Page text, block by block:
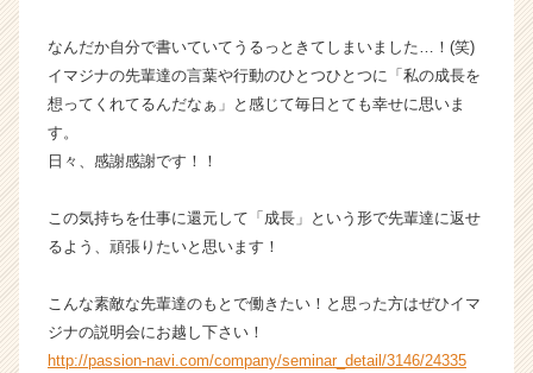
なんだか自分で書いていてうるっときてしまいました…！(笑)
イマジナの先輩達の言葉や行動のひとつひとつに「私の成長を
想ってくれてるんだなぁ」と感じて毎日とても幸せに思いま
す。
日々、感謝感謝です！！
この気持ちを仕事に還元して「成長」という形で先輩達に返せ
るよう、頑張りたいと思います！
こんな素敵な先輩達のもとで働きたい！と思った方はぜひイマ
ジナの説明会にお越し下さい！
http://passion-navi.com/company/seminar_detail/3146/24335